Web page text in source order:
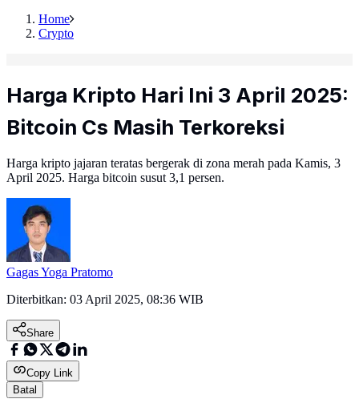
Home
Crypto
Harga Kripto Hari Ini 3 April 2025:
Bitcoin Cs Masih Terkoreksi
Harga kripto jajaran teratas bergerak di zona merah pada Kamis, 3
April 2025. Harga bitcoin susut 3,1 persen.
Gagas Yoga Pratomo
Diterbitkan: 03 April 2025, 08:36 WIB
Share
Copy Link
Batal